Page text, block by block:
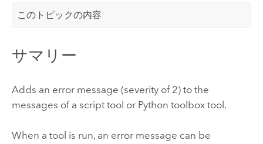
このトピックの内容
サマリー
Adds an error message (severity of 2) to the
messages of a script tool or Python toolbox tool.
When a tool is run, an error message can be